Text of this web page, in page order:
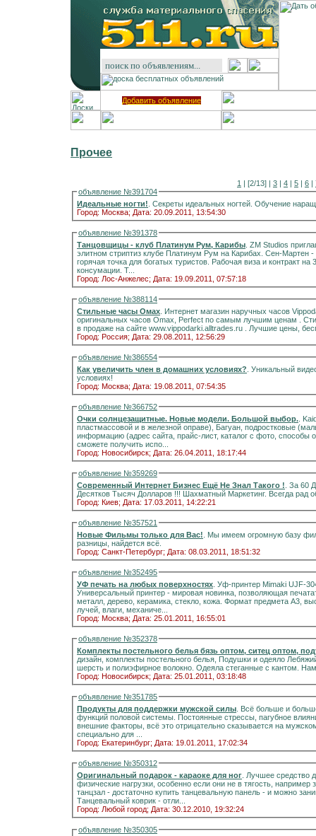
Добавить объявление
Прочее
1 | [2/13] | 3 | 4 | 5 | 6 |
объявление №391704
Идеальные ногти! . Секреты идеальных ногтей. Обучение
Город: Москва; Дата: 20.09.2011, 13:54:30
объявление №391378
Танцовщицы - клуб Платинум Рум, Карибы . ZM Studios
элитном стриптиз клубе Платинум Рум на Карибах. Сен-Мартен
горячая точка для богатых туристов. Рабочая виза и контракт
консумации. Т...
Город: Лос-Анжелес; Дата: 19.09.2011, 07:57:18
объявление №388114
Стильные часы Омах . Интернет магазин наручных часов
оригинальных часов Omax, Perfect по самым лучшим ценам .
в продаже на сайте
Город: Россия; Дата: 29.08.2011, 12:56:29
объявление №386554
Как увеличить член в домашних условиях? . Уникальный
условиях!
Город: Москва; Дата: 19.08.2011, 07:54:35
объявление №366752
Очки солнцезащитные. Новые модели. Большой выбор. .
пластмассовой и в железной оправе), Багуан, подростковые
информацию (адрес сайта, прайс-лист, каталог с фото, способы
сможете получить испо...
Город: Новосибирск; Дата: 26.04.2011, 18:17:44
объявление №359269
Современный Интернет Бизнес Ещё Не Знал Такого ! . За 60
Десятков Тысяч
Город: Киев; Дата: 17.03.2011, 14:22:21
объявление №357521
Новые Фильмы только для Вас! . Мы имеем огромную базу
разницы, найдется всё.
Город: Санкт-Петербург; Дата: 08.03.2011, 18:51:32
объявление №352495
УФ печать на любых поверхностях . Уф-принтер Mimaki UJF-
Универсальный принтер - мировая новинка, позволяющая
металл, дерево, керамика, стекло, кожа. Формат предмета А3,
лучей, влаги, механиче...
Город: Москва; Дата: 25.01.2011, 16:55:01
объявление №352378
дизайн, комплекты постельного белья, Подушки и одеяло Лебяжий Пух, тик и овечья шерсть, Camel - тик, верблюжья
шерсть и полиэфирное волокно. Одеяла стеганные с кантом.
Город: Новосибирск; Дата: 25.01.2011, 03:18:48
объявление №351785
Продукты для поддержки мужской силы . Всё больше и
функций половой системы. Постоянные стрессы, пагубное
внешние факторы, всё это отрицательно сказывается на
специально для ...
Город: Екатеринбург; Дата: 19.01.2011, 17:02:34
объявление №350312
Оригинальный подарок - караоке для ног . Лучшее
физические нагрузки, особенно если они не в тягость,
танцзал - достаточно купить танцевальную панель - и можно
Танцевальный коврик - отли...
Город: Любой город; Дата: 30.12.2010, 19:32:24
объявление №350305